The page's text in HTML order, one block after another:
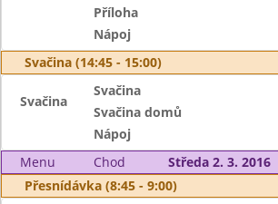
Příloha
Nápoj
Svačina (14:45 - 15:00)
Svačina
Svačina
Svačina domů
Nápoj
Menu
Chod
Středa 2. 3. 2016
Přesnídávka (8:45 - 9:00)